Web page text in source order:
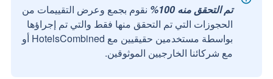
تم التحقق منه 100%
نقوم بجمع وعرض التقييمات من
الحجوزات التي تم التحقق منها فقط والتي تم إجراؤها
بواسطة مستخدمين حقيقيين مع HotelsCombined أو
مع شركائنا الخارجيين الموثوقين.